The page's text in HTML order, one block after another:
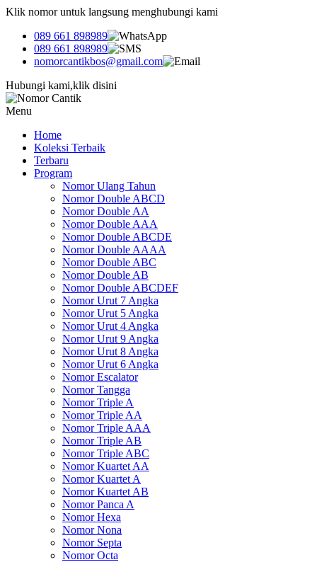
Klik nomor untuk langsung menghubungi kami
089 661 898989
089 661 898989
nomorcantikbos@gmail.com
Hubungi kami,klik disini
Menu
Home
Koleksi Terbaik
Terbaru
Program
Nomor Ulang Tahun
Nomor Double ABCD
Nomor Double AA
Nomor Double AAA
Nomor Double ABCDE
Nomor Double AAAA
Nomor Double ABC
Nomor Double AB
Nomor Double ABCDEF
Nomor Urut 7 Angka
Nomor Urut 5 Angka
Nomor Urut 4 Angka
Nomor Urut 9 Angka
Nomor Urut 8 Angka
Nomor Urut 6 Angka
Nomor Escalator
Nomor Tangga
Nomor Triple A
Nomor Triple AA
Nomor Triple AAA
Nomor Triple AB
Nomor Triple ABC
Nomor Kuartet AA
Nomor Kuartet A
Nomor Kuartet AB
Nomor Panca A
Nomor Hexa
Nomor Nona
Nomor Septa
Nomor Octa